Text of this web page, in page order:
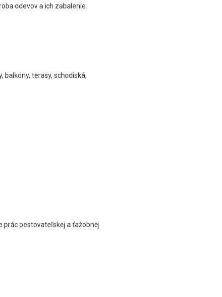
odevov a ich zabalenie.
terasy, schodiská,
prác pestovateľskej a ťažobnej